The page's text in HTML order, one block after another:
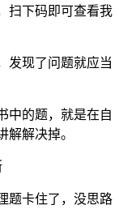
扫下码即可查看我
发现了问题就应当
中的题，就是在自
解决掉。
题卡住了，没思路